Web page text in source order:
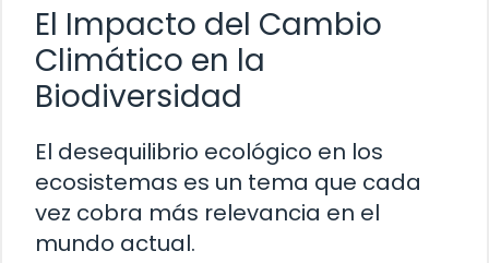
El Impacto del Cambio
Climático en la
Biodiversidad
El desequilibrio ecológico en los
ecosistemas es un tema que cada
vez cobra más relevancia en el
mundo actual.